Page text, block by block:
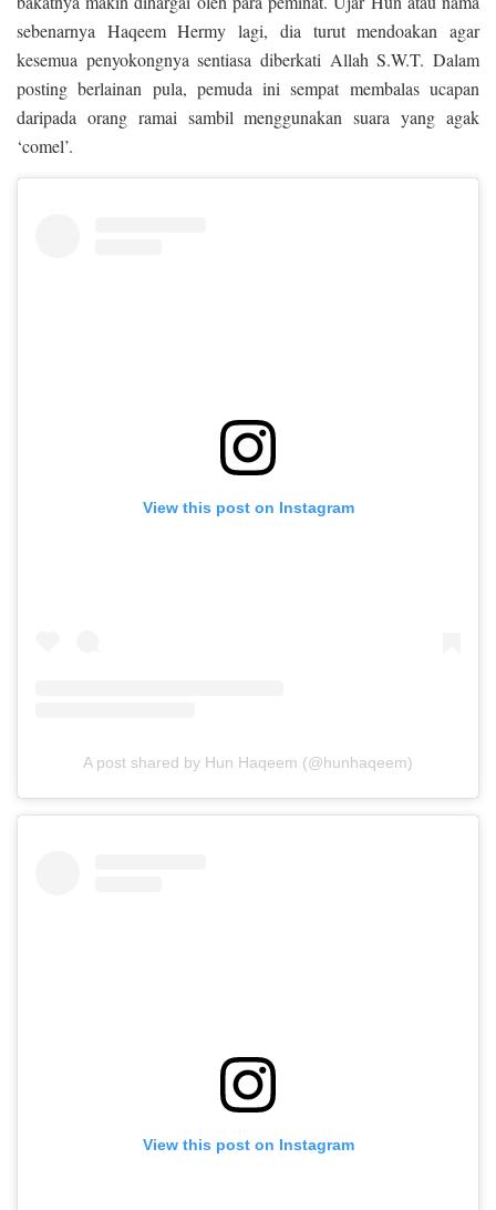
sebenarnya Haqeem Hermy lagi, dia turut mendoakan agar
kesemua penyokongnya sentiasa diberkati Allah S.W.T. Dalam
posting berlainan pula, pemuda ini sempat membalas ucapan
daripada orang ramai sambil menggunakan suara yang agak
‘comel’.
View this post on Instagram
A post shared by Hun Haqeem (@hunhaqeem)
View this post on Instagram